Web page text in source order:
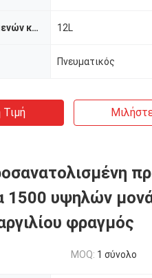
Ικανότητα δεξαμενών καυσίμων 12L
Πνευματικός
1500 υψηλών
φραγμός
MOQ: 1 σύνολο